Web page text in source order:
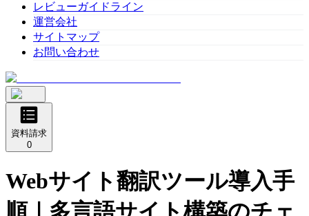
レビューガイドライン
運営会社
サイトマップ
お問い合わせ
資料請求
0
Webサイト翻訳ツール導入手